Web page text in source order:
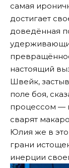
самая
достигает
доведённая
настоящий
Швейк,
поле боя,
процессом —
сварят
Юлия же в
грани
инерции